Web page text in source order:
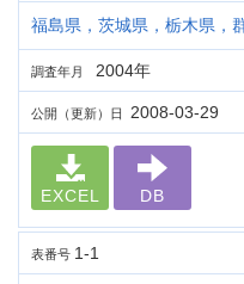
福島県，茨城県，栃木県，
調査年月 2004年
公開（更新）日 2008-03-29
EXCEL DB
表番号 1-1